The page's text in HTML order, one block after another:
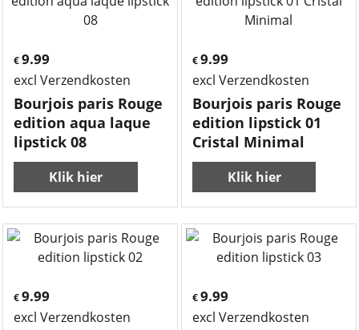
€ 9.99
excl Verzendkosten
Bourjois paris Rouge
edition aqua laque
lipstick 08
Klik hier
€9.99
excl Verzendkosten
Bourjois paris Rouge
edition lipstick 01
Cristal Minimal
Klik hier
€ 9.99
excl Verzendkosten
€9.99
excl Verzendkosten